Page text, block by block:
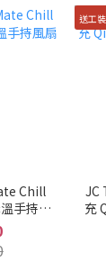
Chill
手持風
送工
JC
充